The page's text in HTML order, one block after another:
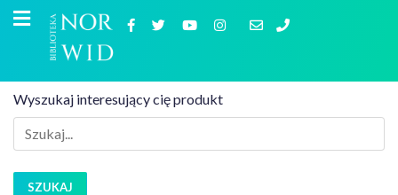
Wyszukaj interesujący cię produkt
SZUKAJ